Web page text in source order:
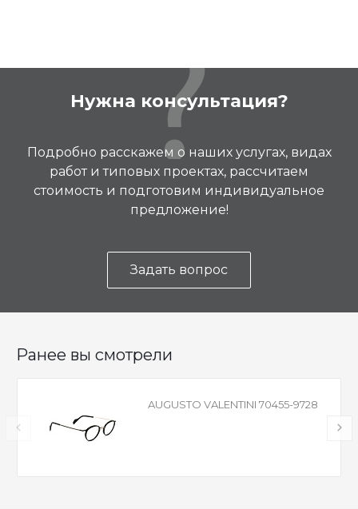
Нужна консультация?
Подробно расскажем о наших услугах, видах
работ и типовых проектах, рассчитаем
стоимость и подготовим индивидуальное
предложение!
Задать вопрос
Ранее вы смотрели
AUGUSTO VALENTINI 70455-9728